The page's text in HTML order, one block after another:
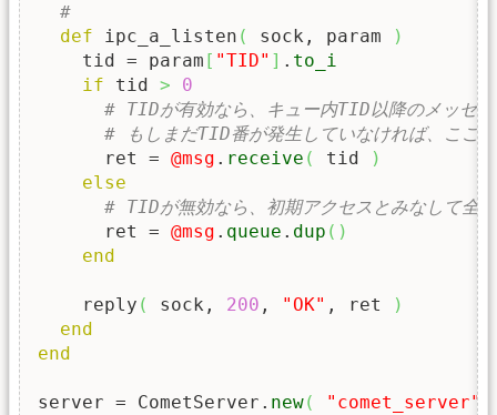
#
def ipc_a_listen ( sock, param
)
    tid = param
[ "TID" ] . to_i
if tid >
0
# TIDが有効なら、キュー内TID以降のメッセー
# もしまだTID番が発生していなければ、ここ
      ret =
@msg . receive ( tid
)
else
# TIDが無効なら、初期アクセスとみなして全
      ret =
@msg . queue . dup ( )
end
    reply
( sock, 200 , "OK" , ret
)
end
end
server = CometServer. new( "comet_server"